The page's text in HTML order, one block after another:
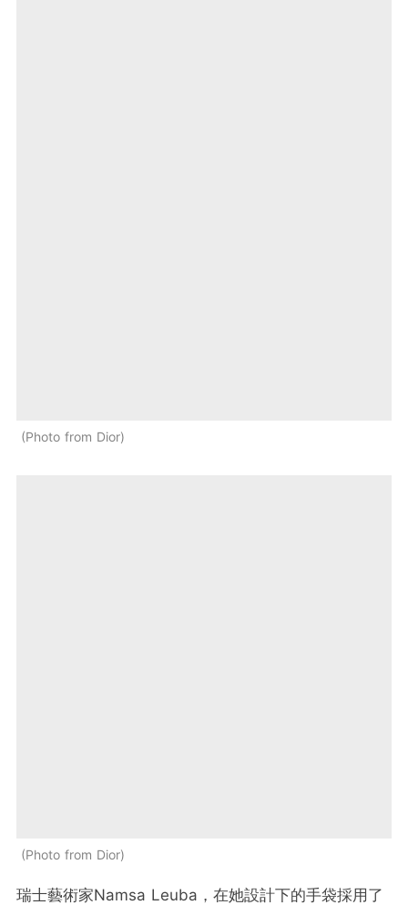
Photo from Dior
Photo from Dior
瑞士藝術家Namsa Leuba ，在她設計下的手袋採用了